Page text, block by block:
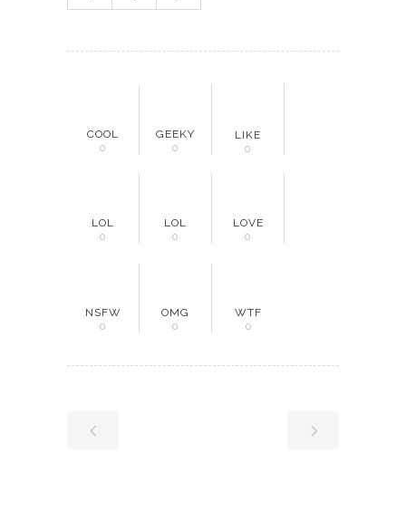
COOL
0
GEEKY
0
LIKE
0
LOL
0
LOL
0
LOVE
0
NSFW
0
OMG
0
WTF
0